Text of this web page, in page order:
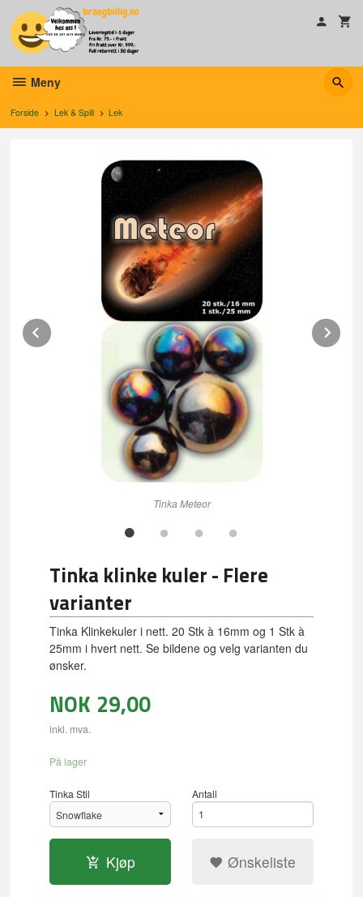
innholdet
Meny
Forside Lek & Spill Lek
Tinka Meteor
Prev
Tinka klinke kuler - Flere
varianter
Tinka Klinkekuler i nett. 20 Stk à 16mm og 1 Stk à
25mm i hvert nett. Se bildene og velg varianten du
ønsker.
NOK 29,00
inkl. mva.
På lager
Tinka Stil Antall
Kjøp Ønskeliste